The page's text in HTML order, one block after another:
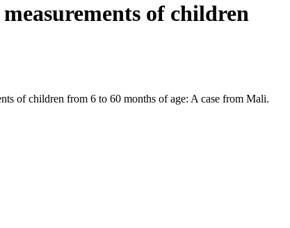
of children
of children from 6 to 60 months of age: A case from Mali.